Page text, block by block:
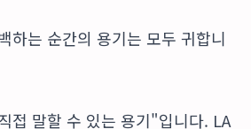
하는 순간의 용기는 모두 귀합니
접 말할 수 있는 용기"입니다. LA